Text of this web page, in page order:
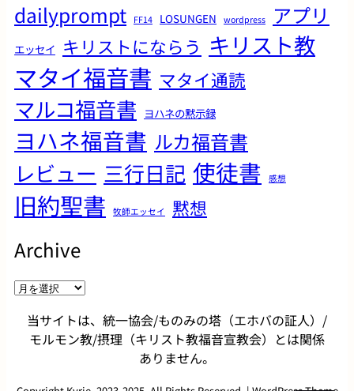
dailyprompt
FF14 LOSUNGEN wordpress アプリ
エッセイ キリストにならう キリスト教
マタイ福音書 マタイ通読
マルコ福音書 ヨハネの黙示録
ヨハネ福音書 ルカ福音書
レビュー 三行日記 使徒書 感想
旧約聖書 牧師エッセイ 黙想
Archive
ア
当サイトは、統一協会/ものみの塔（エホバの証人）/
モルモン教/摂理（キリスト教福音宣教会）とは関係
ありません。